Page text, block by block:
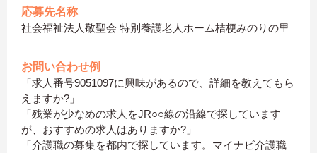
応募先名称
社会福祉法人敬聖会 特別養護老人ホーム桔梗みのりの里
お問い合わせ例
「求人番号9051097に興味があるので、詳細を教えてもら
えますか?」
「残業が少なめの求人をJR○○線の沿線で探しています
が、おすすめの求人はありますか?」
「介護職の募集を都内で探しています。マイナビ介護職